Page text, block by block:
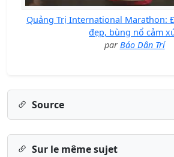
Quảng Trị International Marathon:
đẹp, bùng nổ cảm
par Báo Dân Trí
Source
Sur le même sujet